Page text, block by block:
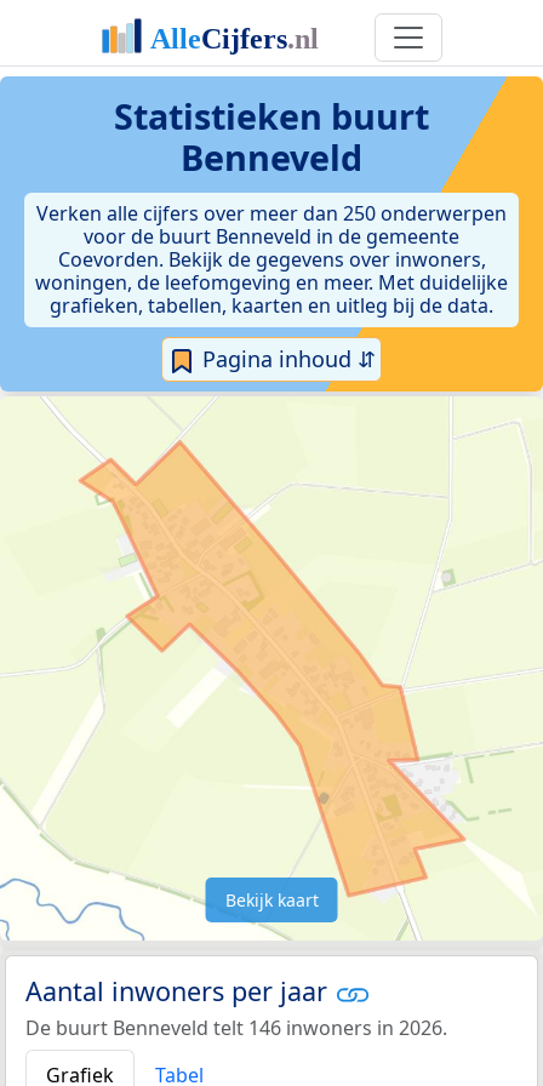
Statistieken buurt
Benneveld
Verken alle cijfers over meer dan 250 onderwerpen
voor de buurt Benneveld in de gemeente
Coevorden. Bekijk de gegevens over inwoners,
woningen, de leefomgeving en meer. Met duidelijke
grafieken, tabellen, kaarten en uitleg bij de data.
Pagina inhoud ⇵
Bekijk kaart
Aantal inwoners per jaar
De buurt Benneveld telt 146 inwoners in 2026.
Grafiek
Tabel